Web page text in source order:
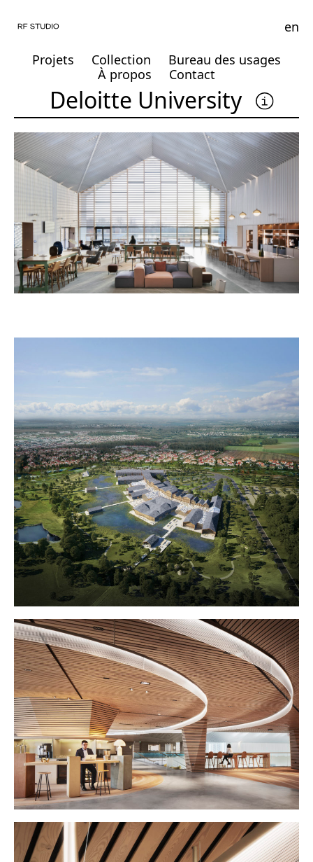
Projets Collection
Bureau des usages
À propos
Contact
en
Deloitte University